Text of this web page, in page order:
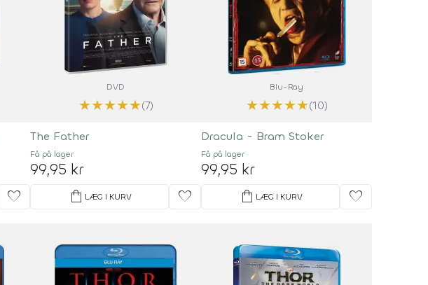
favorite
DVD
★★★★★(7)
The Father
Få på lager
99,95 kr
shopping_bag LÆG I KURV favorite
Blu-Ray
★★★★★(10)
Dracula - Bram Stoker
Få på lager
99,95 kr
shopping_bag LÆG I KURV favorite